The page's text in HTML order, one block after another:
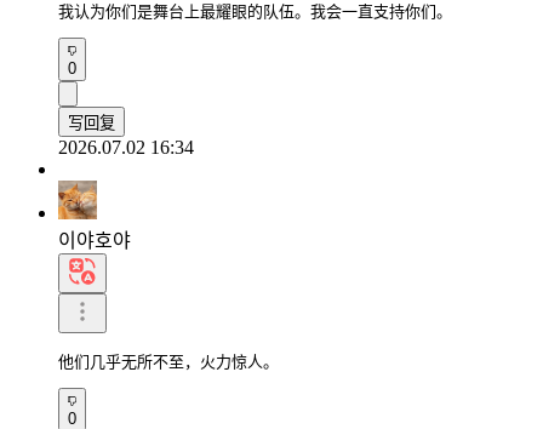
我认为你们是舞台上最耀眼的队伍。我会一直支持你们。
0
写回复
2026.07.02 16:34
이야호야
他们几乎无所不至，火力惊人。
0